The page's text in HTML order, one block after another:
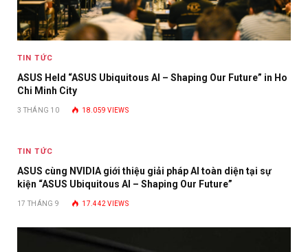
TIN TỨC
ASUS Held “ASUS Ubiquitous AI – Shaping Our Future” in Ho
Chi Minh City
3 THÁNG 10 18.059VIEWS
TIN TỨC
ASUS cùng NVIDIA giới thiệu giải pháp AI toàn diện tại sự
kiện “ASUS Ubiquitous AI – Shaping Our Future”
17 THÁNG 9 17.442VIEWS